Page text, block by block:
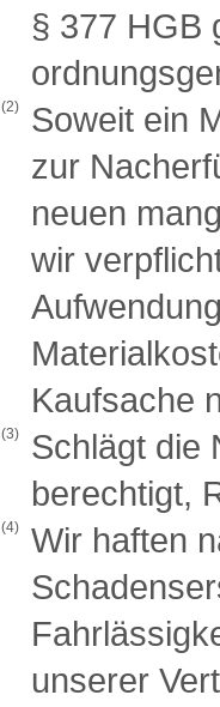
§ 377 HGB
(2)
Soweit ein
zur
neuen
wir
Kaufsache
(3)
Schlägt die
berechtigt,
(4)
Wir haften
unserer